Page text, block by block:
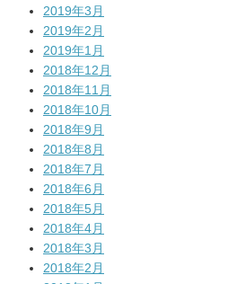
2019年3月
2019年2月
2019年1月
2018年12月
2018年11月
2018年10月
2018年9月
2018年8月
2018年7月
2018年6月
2018年5月
2018年4月
2018年3月
2018年2月